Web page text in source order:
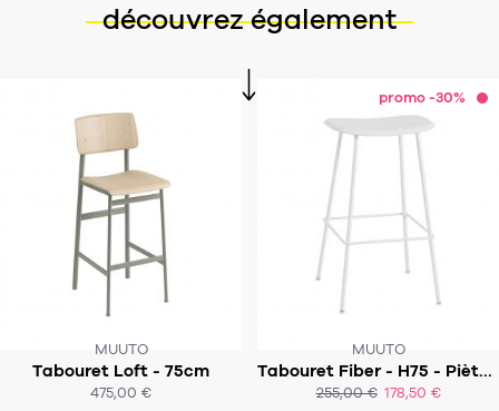
découvrez également
MUUTO
Tabouret Loft - 75cm
475,00 €
SOUS 4-6 SEMAINES
ACHAT EXPRESS
promo -30%
MUUTO
Tabouret Fiber - H75 - Piètement tubulaire
255,00 € 178,50 €
SOUS 4-6 SEMAINES
ACHAT EXPRESS